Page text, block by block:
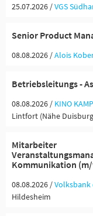
25.07.2026 /VGS
Senior Product
08.08.2026 /Alois
Betriebsleitungs -
08.08.2026 / KINO
Lintfort (Nähe
Mitarbeiter
Kommunikation
08.08.2026 /Volksbank
Hildesheim